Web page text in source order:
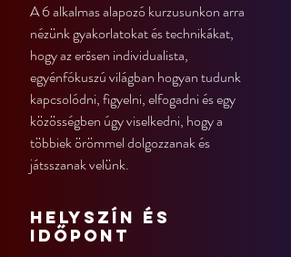
A 6 alkalmas alapozó kurzusunkon arra
nézünk gyakorlatokat és technikákat,
hogy az erősen individualista,
egyénfókuszú világban hogyan tudunk
kapcsolódni, figyelni, elfogadni és egy
közösségben úgy viselkedni, hogy a
többiek örömmel dolgozzanak és
játsszanak velünk.
Helyszín és
időpont